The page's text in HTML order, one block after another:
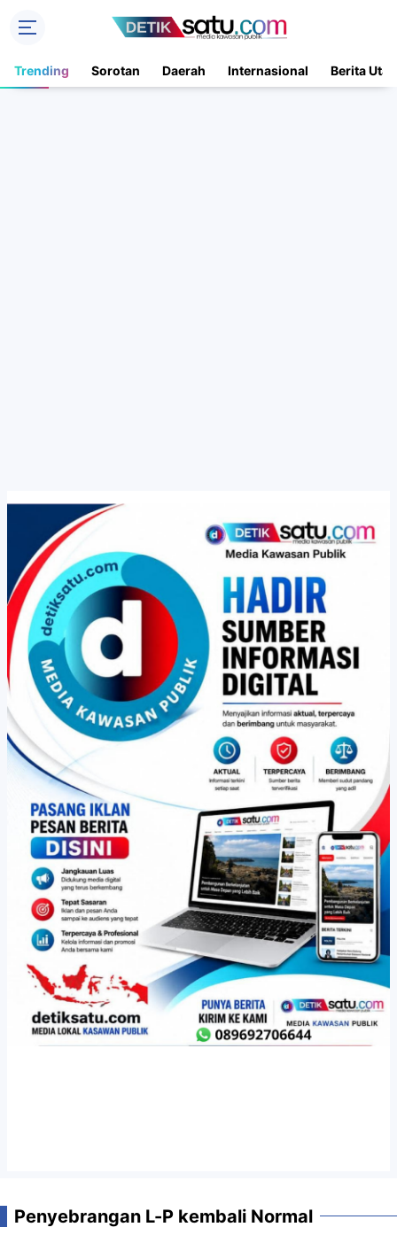
Trending Sorotan Daerah Internasional Berita
Penyebrangan L-P kembali Normal